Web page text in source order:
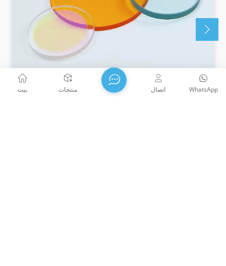
بيت منتجات WhatsApp اتصال